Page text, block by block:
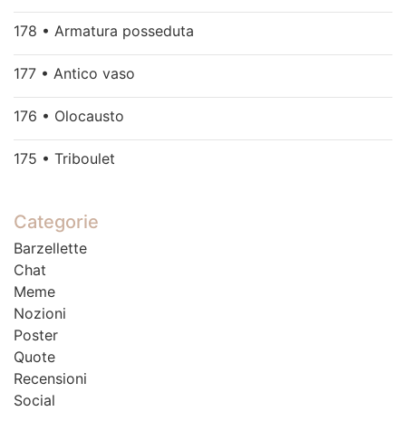
178 • Armatura posseduta
177 • Antico vaso
176 • Olocausto
175 • Triboulet
Categorie
Barzellette
Chat
Meme
Nozioni
Poster
Quote
Recensioni
Social